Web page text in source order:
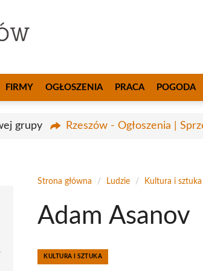
FIRMY OGŁOSZENIA PRACA POGODA
grupy Rzeszów - Ogłoszenia |
Strona główna / Ludzie / Kultura i sztuka
Adam Asanov
KULTURA I SZTUKA